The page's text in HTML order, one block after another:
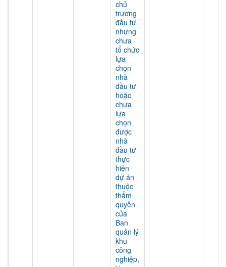
chủ
trương
đầu tư
nhưng
chưa
tổ chức
lựa
chọn
nhà
đầu tư
hoặc
chưa
lựa
chọn
được
nhà
đầu tư
thực
hiện
dự án
thuộc
thẩm
quyền
của
Ban
quản lý
khu
công
nghiệp,